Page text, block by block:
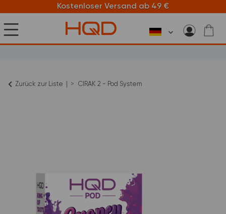
Kostenloser Versand ab 49 €
Zurück zur Liste CIRAK 2 - Pod System